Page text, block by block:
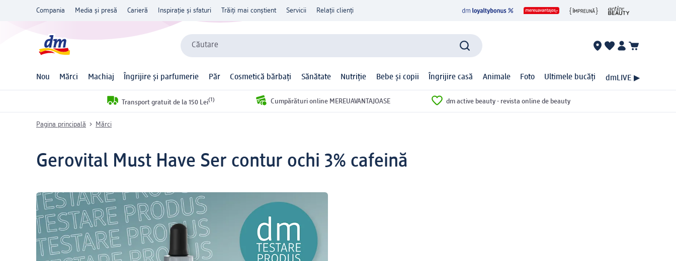
Compania Media și presă Carieră Inspirație și sfaturi Trăiți mai conștient Servicii Relații clienți
Căutare
Nou Mărci Machiaj Îngrijire și parfumerie Păr Cosmetică bărbați Sănătate Nutriție Bebe și copii Îngrijire casă Animale Foto Ultimele bucăți dmLIVE ▶
Transport gratuit de la 150 Lei(1) Cumpărături online MEREUAVANTAJOASE dm active beauty - revista online de beauty
Pagina principală Mărci
Gerovital Must Have Ser contur ochi 3% cafeină